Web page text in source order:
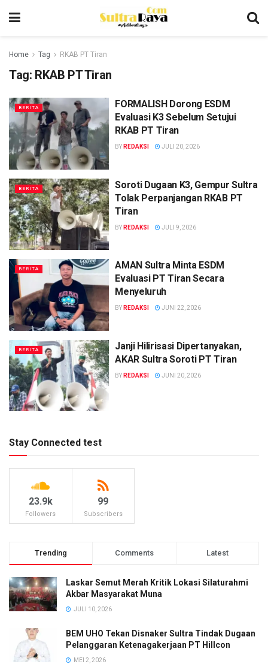
Home Tag RKAB PT Tiran
Tag: RKAB PT Tiran
BERITA
FORMALISH Dorong ESDM
Evaluasi K3 Sebelum Setujui
RKAB PT Tiran
BY REDAKSI JULI 20, 2026
BERITA
Soroti Dugaan K3, Gempur Sultra
Tolak Perpanjangan RKAB PT
Tiran
BY REDAKSI JULI 9, 2026
BERITA
AMAN Sultra Minta ESDM
Evaluasi PT Tiran Secara
Menyeluruh
BY REDAKSI JUNI 22, 2026
BERITA
Janji Hilirisasi Dipertanyakan,
AKAR Sultra Soroti PT Tiran
BY REDAKSI JUNI 20, 2026
Stay Connected test
23.9k
Followers
99
Subscribers
Trending Comments Latest
Laskar Semut Merah Kritik Lokasi Silaturahmi
Akbar Masyarakat Muna
JULI 10, 2026
BEM UHO Tekan Disnaker Sultra Tindak Dugaan
Pelanggaran Ketenagakerjaan PT Hillcon
MEI 2, 2026